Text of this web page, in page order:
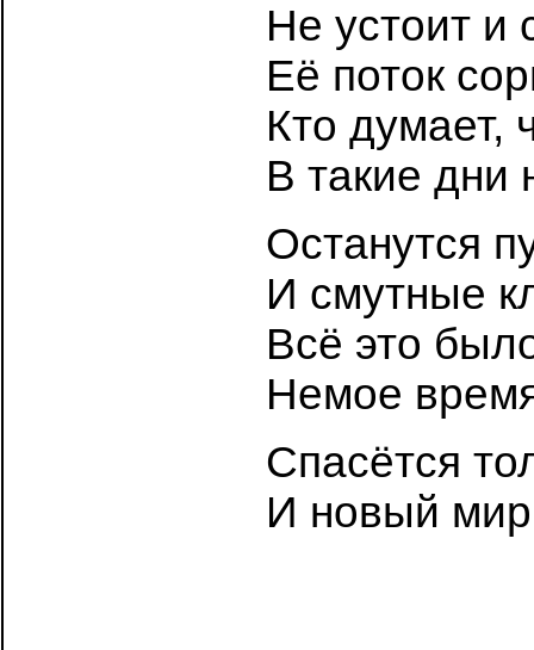
Не устоит и
Её поток
Кто думает,
В такие дни
Останутся
И смутные
Всё это
Немое
Спасётся
И новый мир